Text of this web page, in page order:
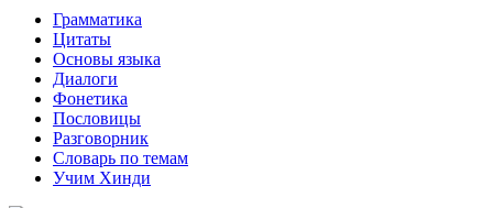
Грамматика
Цитаты
Основы языка
Диалоги
Фонетика
Пословицы
Разговорник
Словарь по темам
Учим Хинди